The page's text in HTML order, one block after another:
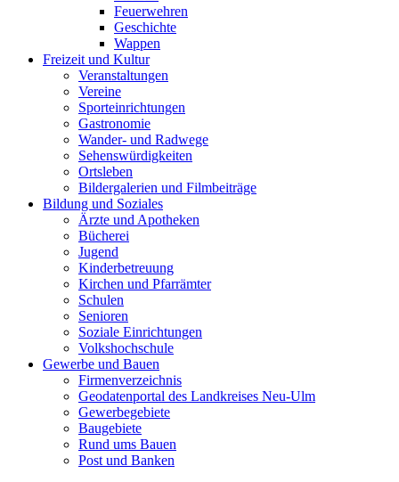
Feuerwehren
Geschichte
Wappen
Freizeit und Kultur
Veranstaltungen
Vereine
Sporteinrichtungen
Gastronomie
Wander- und Radwege
Sehenswürdigkeiten
Ortsleben
Bildergalerien und Filmbeiträge
Bildung und Soziales
Ärzte und Apotheken
Bücherei
Jugend
Kinderbetreuung
Kirchen und Pfarrämter
Schulen
Senioren
Soziale Einrichtungen
Volkshochschule
Gewerbe und Bauen
Firmenverzeichnis
Geodatenportal des Landkreises Neu-Ulm
Gewerbegebiete
Baugebiete
Rund ums Bauen
Post und Banken